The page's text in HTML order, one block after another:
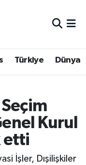
Türkiye Dünya
Kurul
etti
İşler, Dışilişkiler